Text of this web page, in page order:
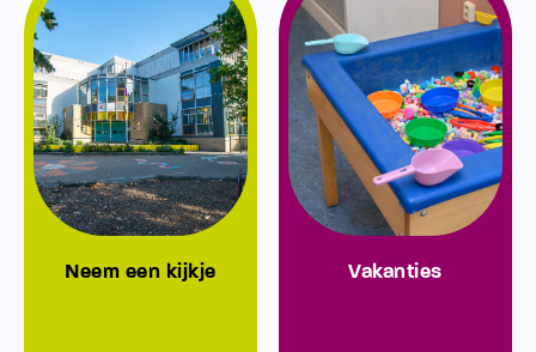
Neem een kijkje Vakanties